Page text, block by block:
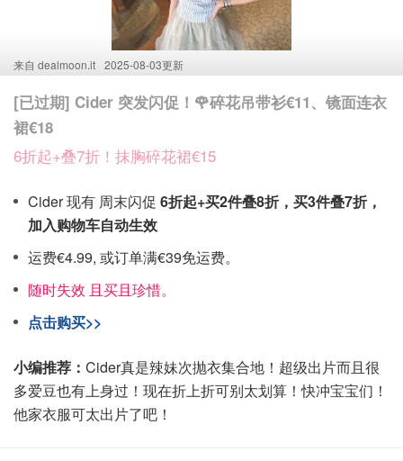
来自 dealmoon.it 2025-08-03更新
[已过期] Cider 突发闪促！🌹碎花吊带衫€11、镜面连衣
裙€18
6折起+叠7折！抹胸碎花裙€15
Cider 现有 周末闪促 6折起+买2件叠8折，买3件叠7折，
加入购物车自动生效
运费€4.99, 或订单满€39免运费。
随时失效 且买且珍惜。
点击购买>>
小编推荐： Cider真是辣妹次抛衣集合地！超级出片而且很
多爱豆也有上身过！现在折上折可别太划算！快冲宝宝们！
他家衣服可太出片了吧！